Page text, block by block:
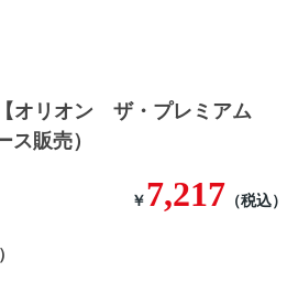
オリオン ザ・プレミアム
ス販売）
￥ 7,217 （税込）